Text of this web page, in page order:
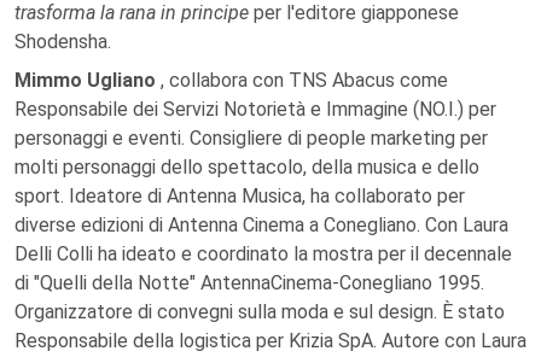
trasforma la rana in principe per l'editore giapponese
Shodensha.
Mimmo Ugliano , collabora con TNS Abacus come
Responsabile dei Servizi Notorietà e Immagine (NO.I.) per
personaggi e eventi. Consigliere di people marketing per
molti personaggi dello spettacolo, della musica e dello
sport. Ideatore di Antenna Musica, ha collaborato per
diverse edizioni di Antenna Cinema a Conegliano. Con Laura
Delli Colli ha ideato e coordinato la mostra per il decennale
di "Quelli della Notte" AntennaCinema-Conegliano 1995.
Organizzatore di convegni sulla moda e sul design. È stato
Responsabile della logistica per Krizia SpA. Autore con Laura